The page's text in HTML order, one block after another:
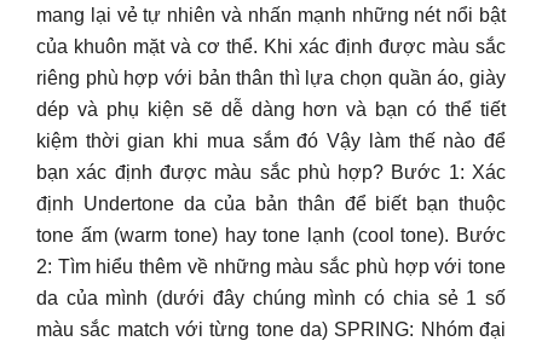
mang lại vẻ tự nhiên và nhấn mạnh những nét nổi bật
của khuôn mặt và cơ thể. Khi xác định được màu sắc
riêng phù hợp với bản thân thì lựa chọn quần áo, giày
dép và phụ kiện sẽ dễ dàng hơn và bạn có thể tiết
kiệm thời gian khi mua sắm đó Vậy làm thế nào để
bạn xác định được màu sắc phù hợp? Bước 1: Xác
định Undertone da của bản thân để biết bạn thuộc
tone ấm (warm tone) hay tone lạnh (cool tone). Bước
2: Tìm hiểu thêm về những màu sắc phù hợp với tone
da của mình (dưới đây chúng mình có chia sẻ 1 số
màu sắc match với từng tone da) SPRING: Nhóm đại